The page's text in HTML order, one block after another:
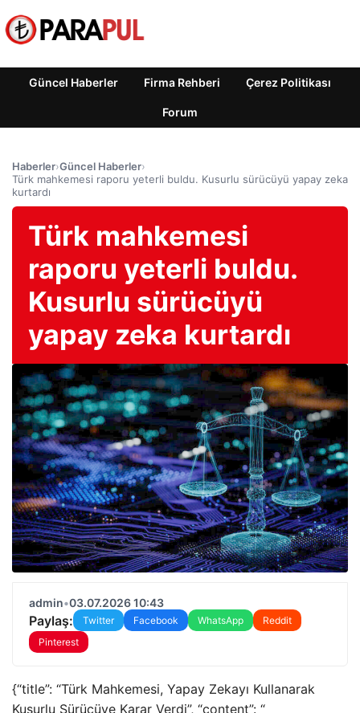
Güncel Haberler Firma Rehberi Çerez Politikası
Forum
Haberler›Güncel Haberler›
Türk mahkemesi raporu yeterli buldu. Kusurlu sürücüyü yapay zeka
kurtardı
Türk mahkemesi
raporu yeterli buldu.
Kusurlu sürücüyü
yapay zeka kurtardı
admin•03.07.2026 10:43
Paylaş: Twitter Facebook WhatsApp
Reddit
Pinterest
{“title”: “Türk Mahkemesi, Yapay Zekayı Kullanarak
Kusurlu Sürücüye Karar Verdi”, “content”: “